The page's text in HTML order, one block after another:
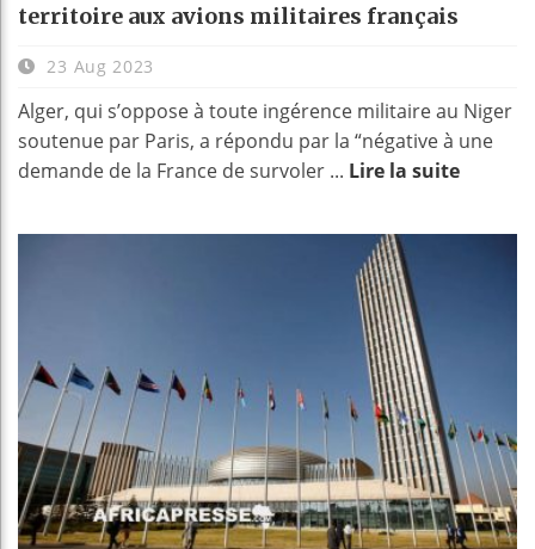
territoire aux avions militaires français
23 Aug 2023
Alger, qui s’oppose à toute ingérence militaire au Niger
soutenue par Paris, a répondu par la “négative à une
demande de la France de survoler ... Lire la suite